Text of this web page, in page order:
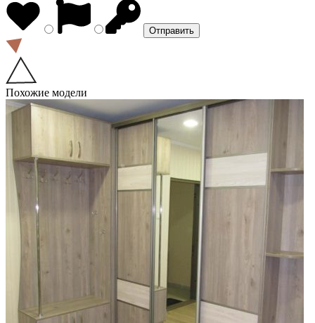
Похожие модели